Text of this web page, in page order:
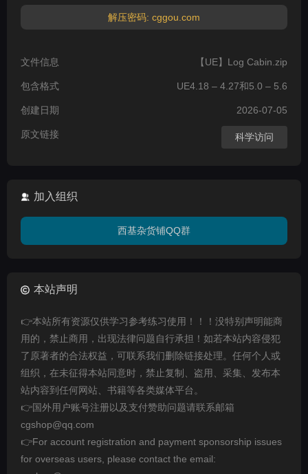
解压密码: cggou.com
文件信息 【UE】Log Cabin.zip
包含格式 UE4.18 – 4.27和5.0 – 5.6
创建日期 2026-07-05
原文链接 科学访问
加入组织
西基杂货铺QQ群
本站声明
👉本站所有资源仅供学习参考练习使用！！！没特别声明能商
用的，禁止商用，出现法律问题自行承担！如若本站内容侵犯
了原著者的合法权益，可联系我们删除链接处理。任何个人或
组织，在未征得本站同意时，禁止复制、盗用、采集、发布本
站内容到任何网站、书籍等各类媒体平台。
👉国外用户账号注册以及支付赞助问题请联系邮箱
cgshop@qq.com
👉For account registration and payment sponsorship issues
for overseas users, please contact the email: